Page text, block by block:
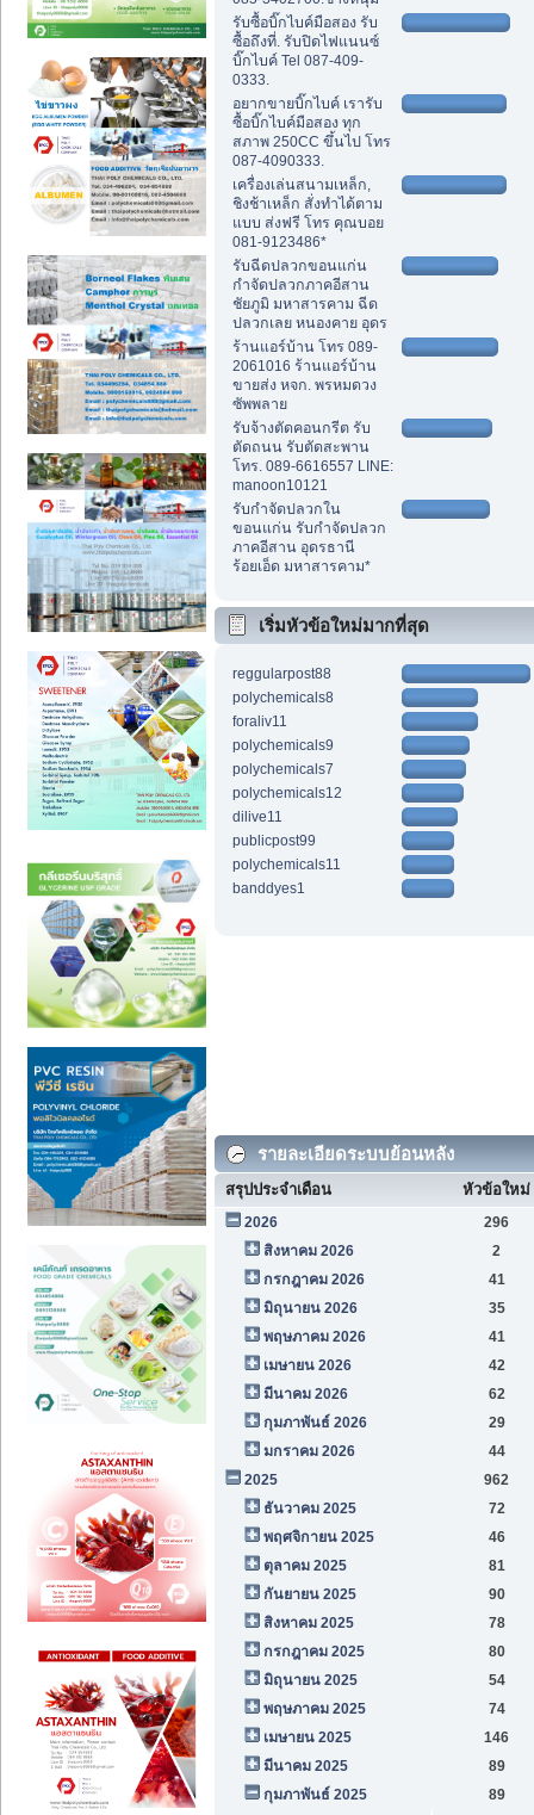
รับซื้อบิ๊กไบค์มือสอง รับ
ซื้อถึงที่. รับปิดไฟแนนซ์
บิ๊กไบค์ Tel 087-409-
0333.
อยากขายบิ๊กไบค์ เรารับ
ซื้อบิ๊กไบค์มือสอง ทุก
สภาพ 250CC ขึ้นไป โทร
087-4090333.
เครื่องเล่นสนามเหล็ก,
ชิงช้าเหล็ก สั่งทำได้ตาม
แบบ ส่งฟรี โทร คุณบอย
081-9123486*
รับฉีดปลวกขอนแก่น
กำจัดปลวกภาคอีสาน
ชัยภูมิ มหาสารคาม ฉีด
ปลวกเลย หนองคาย อุดร
ร้านแอร์บ้าน โทร 089-
2061016 ร้านแอร์บ้าน
ขายส่ง หจก. พรหมดวง
ซัพพลาย
รับจ้างตัดคอนกรีต รับ
ตัดถนน รับตัดสะพาน
โทร. 089-6616557 LINE:
manoon10121
รับกำจัดปลวกใน
ขอนแก่น รับกำจัดปลวก
ภาคอีสาน อุดรธานี
ร้อยเอ็ด มหาสารคาม*
เริ่มหัวข้อใหม่มากที่สุด
reggularpost88
polychemicals8
foraliv11
polychemicals9
polychemicals7
polychemicals12
dilive11
publicpost99
polychemicals11
banddyes1
รายละเอียดระบบย้อนหลัง
สรุปประจำเดือน หัวข้อใหม่
2026
296
สิงหาคม 2026
2
กรกฎาคม 2026
41
มิถุนายน 2026
35
พฤษภาคม 2026
41
เมษายน 2026
42
มีนาคม 2026
62
กุมภาพันธ์ 2026
29
มกราคม 2026
44
2025
962
ธันวาคม 2025
72
พฤศจิกายน 2025
46
ตุลาคม 2025
81
กันยายน 2025
90
สิงหาคม 2025
78
กรกฎาคม 2025
80
มิถุนายน 2025
54
พฤษภาคม 2025
74
เมษายน 2025
146
มีนาคม 2025
89
กุมภาพันธ์ 2025
89